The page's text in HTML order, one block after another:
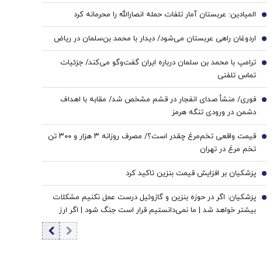
المیادین: عربستان آمار تلفات حمله انصارالله را محرمانه کرد 4
اردوغان راهی عربستان می‌شود/ دیدار با محمد بن‌سلمان در ریاض 5
ترامپ با محمد بن سلمان درباره ایران گفت‌وگو می‌کند/ جزئیات
تماس تلفنی
6
فوری/ منشأ صدای انفجار در قشم مشخص شد/ مقابه با اهداف
دشمن در ورودی تنگه هرمز
7
قیمت واقعی تخم‌مرغ چقدر است؟/ مصرف روزانه ۳ هزار و ۳۰۰ تن
تخم مرغ در تهران
8
پزشکیان بر افزایش قیمت بنزین تاکید کرد 9
پزشکیان: اگر در حوزه بنزین و گازوئیل درست عمل نکنیم مشکلات
بیشتر خواهد شد | ما نمی‌دانستیم قرار است جنگ شود | اگر ارز
ترجیحی حذف نمی شد با شروع جنگ قحطی در بازار قطعی بود
10